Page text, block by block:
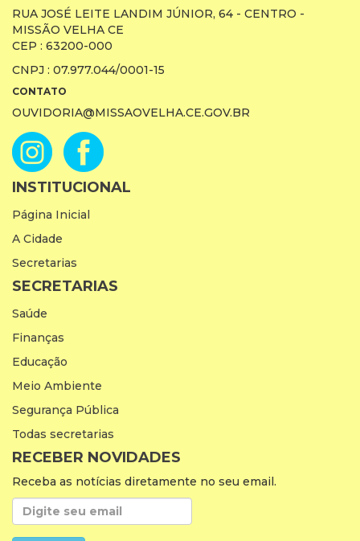
RUA JOSÉ LEITE LANDIM JÚNIOR, 64 - CENTRO -
MISSÃO VELHA CE
CEP : 63200-000
CNPJ : 07.977.044/0001-15
CONTATO
OUVIDORIA@MISSAOVELHA.CE.GOV.BR
INSTITUCIONAL
Página Inicial
A Cidade
Secretarias
SECRETARIAS
Saúde
Finanças
Educação
Meio Ambiente
Segurança Pública
Todas secretarias
RECEBER NOVIDADES
Receba as notícias diretamente no seu email.